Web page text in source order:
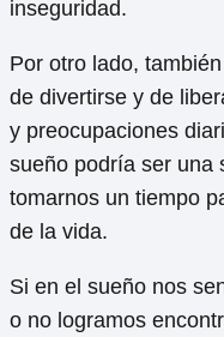
inseguridad.
Por otro lado,
de divertirse y de
y preocupaciones
sueño podría ser una
tomarnos un tiempo
de la vida.
Si en el sueño nos
o no logramos